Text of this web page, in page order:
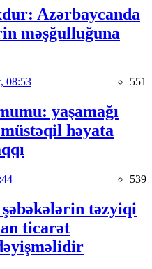
Azərbaycanda
məşğulluğuna
08:53 551
yaşamağı
həyata
539
təzyiqi
ticarət